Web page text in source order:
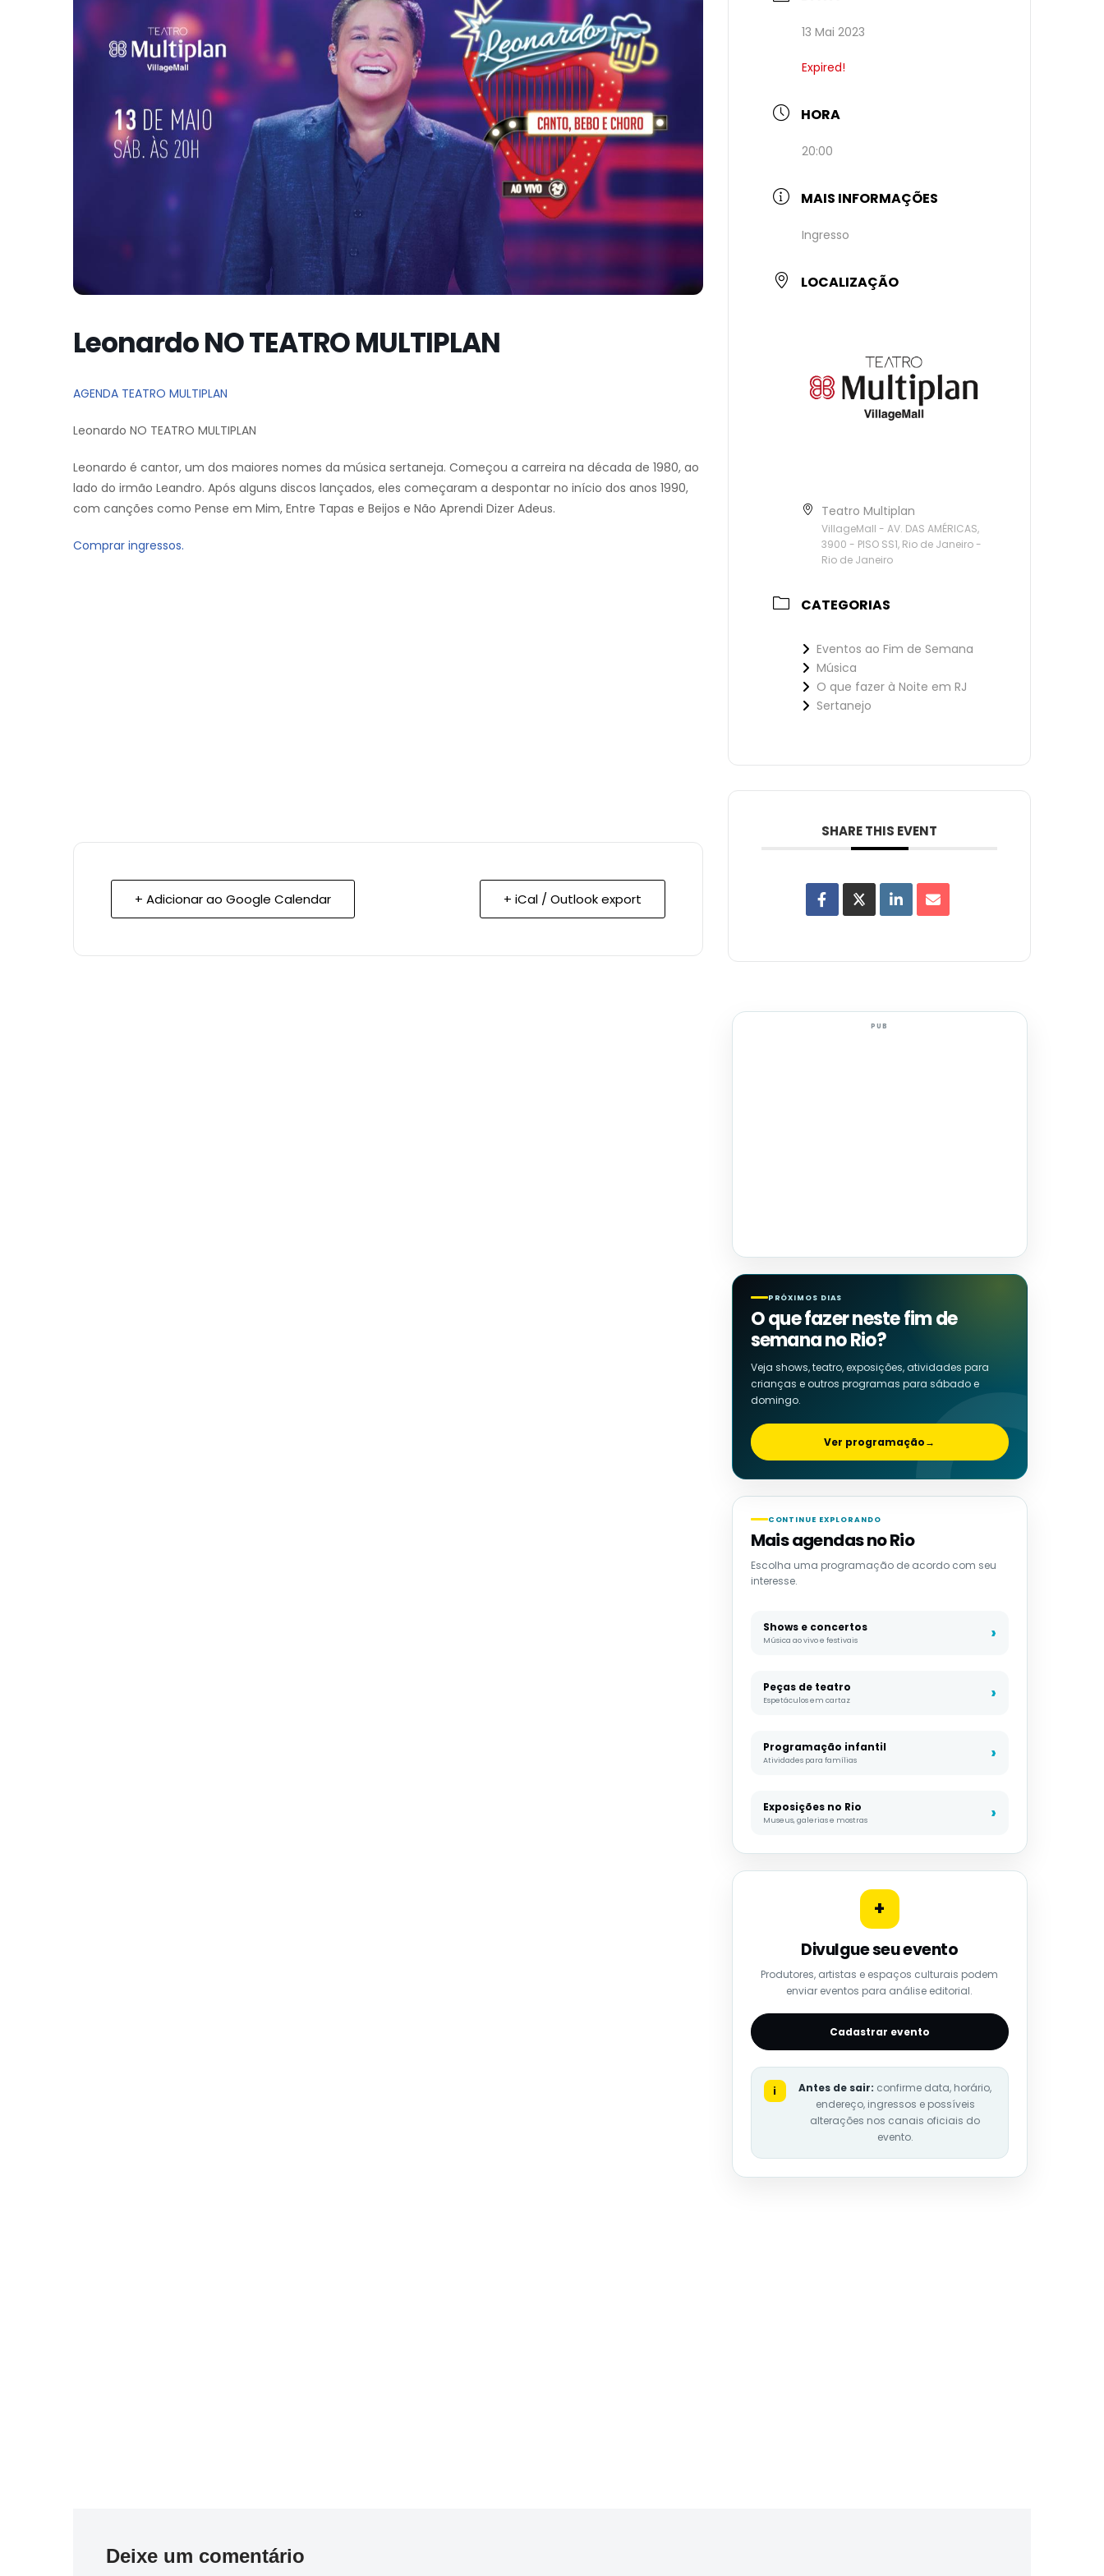
Leonardo NO TEATRO MULTIPLAN
AGENDA TEATRO MULTIPLAN
Leonardo NO TEATRO MULTIPLAN
Leonardo é cantor, um dos maiores nomes da música sertaneja. Começou a carreira na década de 1980, ao
lado do irmão Leandro. Após alguns discos lançados, eles começaram a despontar no início dos anos 1990,
com canções como Pense em Mim, Entre Tapas e Beijos e Não Aprendi Dizer Adeus.
Comprar ingressos.
+ Adicionar ao Google Calendar + iCal / Outlook export
13 Mai 2023
Expired!
HORA
20:00
MAIS INFORMAÇÕES
Ingresso
LOCALIZAÇÃO
Teatro Multiplan
VillageMall - AV. DAS AMÉRICAS,
3900 - PISO SS1, Rio de Janeiro -
Rio de Janeiro
CATEGORIAS
Eventos ao Fim de Semana
Música
O que fazer à Noite em RJ
Sertanejo
SHARE THIS EVENT
PUB
PRÓXIMOS DIAS
O que fazer neste fim de
semana no Rio?
Veja shows, teatro, exposições, atividades para
crianças e outros programas para sábado e
domingo.
Ver programação→
CONTINUE EXPLORANDO
Mais agendas no Rio
Escolha uma programação de acordo com seu
interesse.
Shows e concertos
Música ao vivo e festivais
Peças de teatro
Espetáculos em cartaz
Programação infantil
Atividades para famílias
Exposições no Rio
Museus, galerias e mostras
+
Divulgue seu evento
Produtores, artistas e espaços culturais podem
enviar eventos para análise editorial.
Cadastrar evento
i Antes de sair: confirme data, horário,
endereço, ingressos e possíveis
alterações nos canais oficiais do
evento.
Deixe um comentário